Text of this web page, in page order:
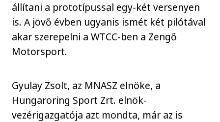
állítani a prototípussal egy-két versenyen
is. A jövő évben ugyanis ismét két pilótával
akar szerepelni a WTCC-ben a Zengő
Motorsport.
Gyulay Zsolt, az MNASZ elnöke, a
Hungaroring Sport Zrt. elnök-
vezérigazgatója azt mondta, már az is